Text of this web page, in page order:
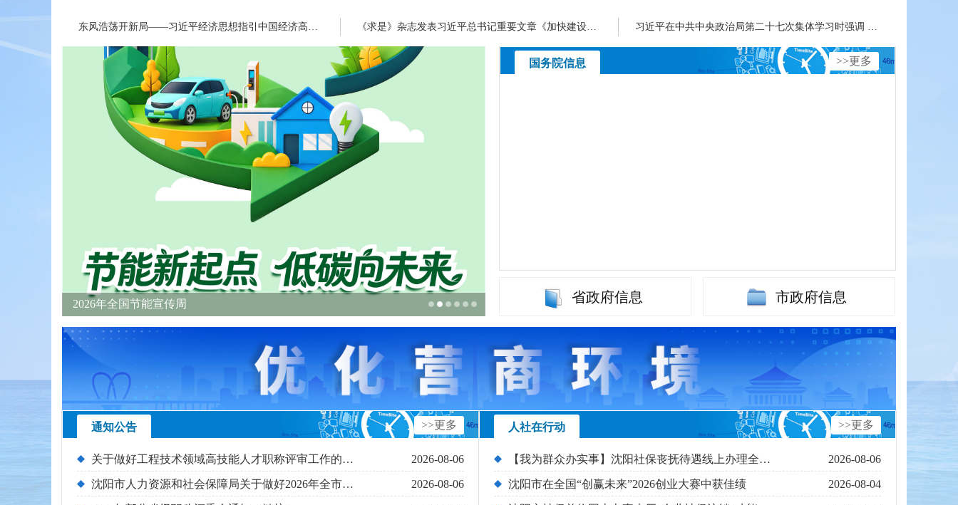
2026年全国节能宣传周 庆祝第19个“6·9”国际档案日
国务院信息 >>更多
省政府信息 市政府信息
通知公告
关于做好工程技术领域高技能人才职称评审工作的通知 2026-08-06
沈阳市人力资源和社会保障局关于做好2026年全市工程系列有关行业高级专业技术资格评审工作的通知 2026-08-06
>>更多 人社在行动
【我为群众办实事】沈阳社保丧抚待遇线上办理全面落地 2026-08-06
沈阳市在全国“创赢未来”2026创业大赛中获佳绩 2026-08-04
>>更多